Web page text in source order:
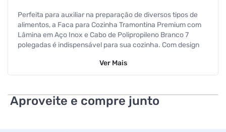
Perfeita para auxiliar na preparação de diversos tipos de
alimentos, a Faca para Cozinha Tramontina Premium com
Lâmina em Aço Inox e Cabo de Polipropileno Branco 7
polegadas é indispensável para sua cozinha. Com design
aço inox. Apresenta ainda alta durabilidade no fio de corte
um uso mais seguro e confortável do produto. Com lâmina
rígida e estreita, facilita o corte de diversos alimentos. É
Ver Mais
Aproveite e compre junto